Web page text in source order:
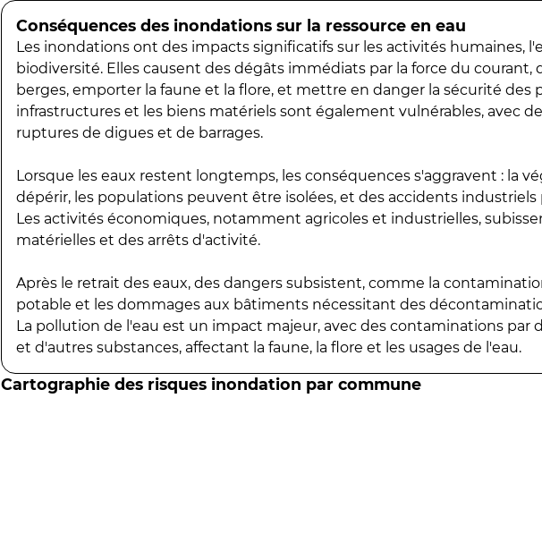
Conséquences des inondations sur la ressource en eau
Les inondations ont des impacts significatifs sur les activités humaines,
biodiversité. Elles causent des dégâts immédiats par la force du courant,
berges, emporter la faune et la flore, et mettre en danger la sécurité des
infrastructures et les biens matériels sont également vulnérables, avec
ruptures de digues et de barrages.
Lorsque les eaux restent longtemps, les conséquences s'aggravent : la
dépérir, les populations peuvent être isolées, et des accidents
Les activités économiques, notamment agricoles et industrielles,
matérielles et des arrêts d'activité.
Après le retrait des eaux, des dangers subsistent, comme la
potable et les dommages aux bâtiments nécessitant des
La pollution de l'eau est un impact majeur, avec des contaminations par
et d'autres substances, affectant la faune, la flore et les usages de l'eau.
Cartographie des risques inondation par commune